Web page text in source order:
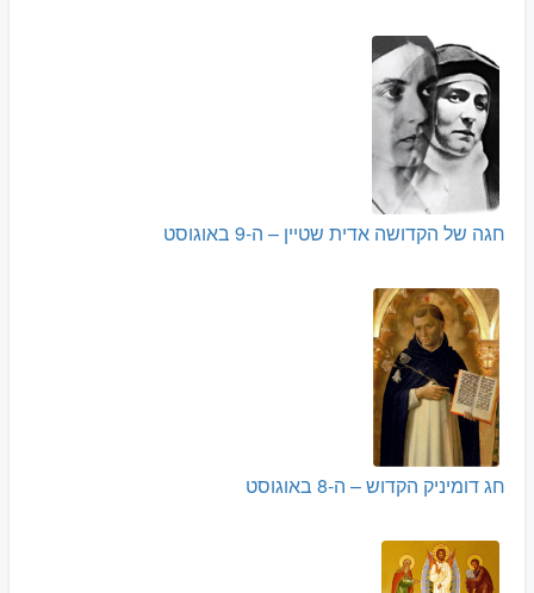
חגה של הקדושה אדית שטיין – ה-9 באוגוסט
חג דומיניק הקדוש – ה-8 באוגוסט